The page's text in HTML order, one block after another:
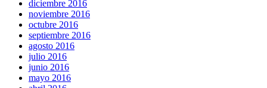
diciembre 2016
noviembre 2016
octubre 2016
septiembre 2016
agosto 2016
julio 2016
junio 2016
mayo 2016